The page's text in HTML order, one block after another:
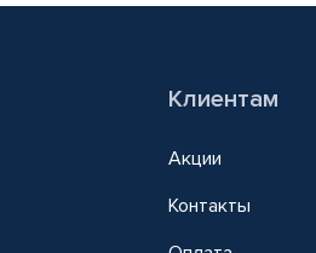
Клиентам
Акции
Контакты